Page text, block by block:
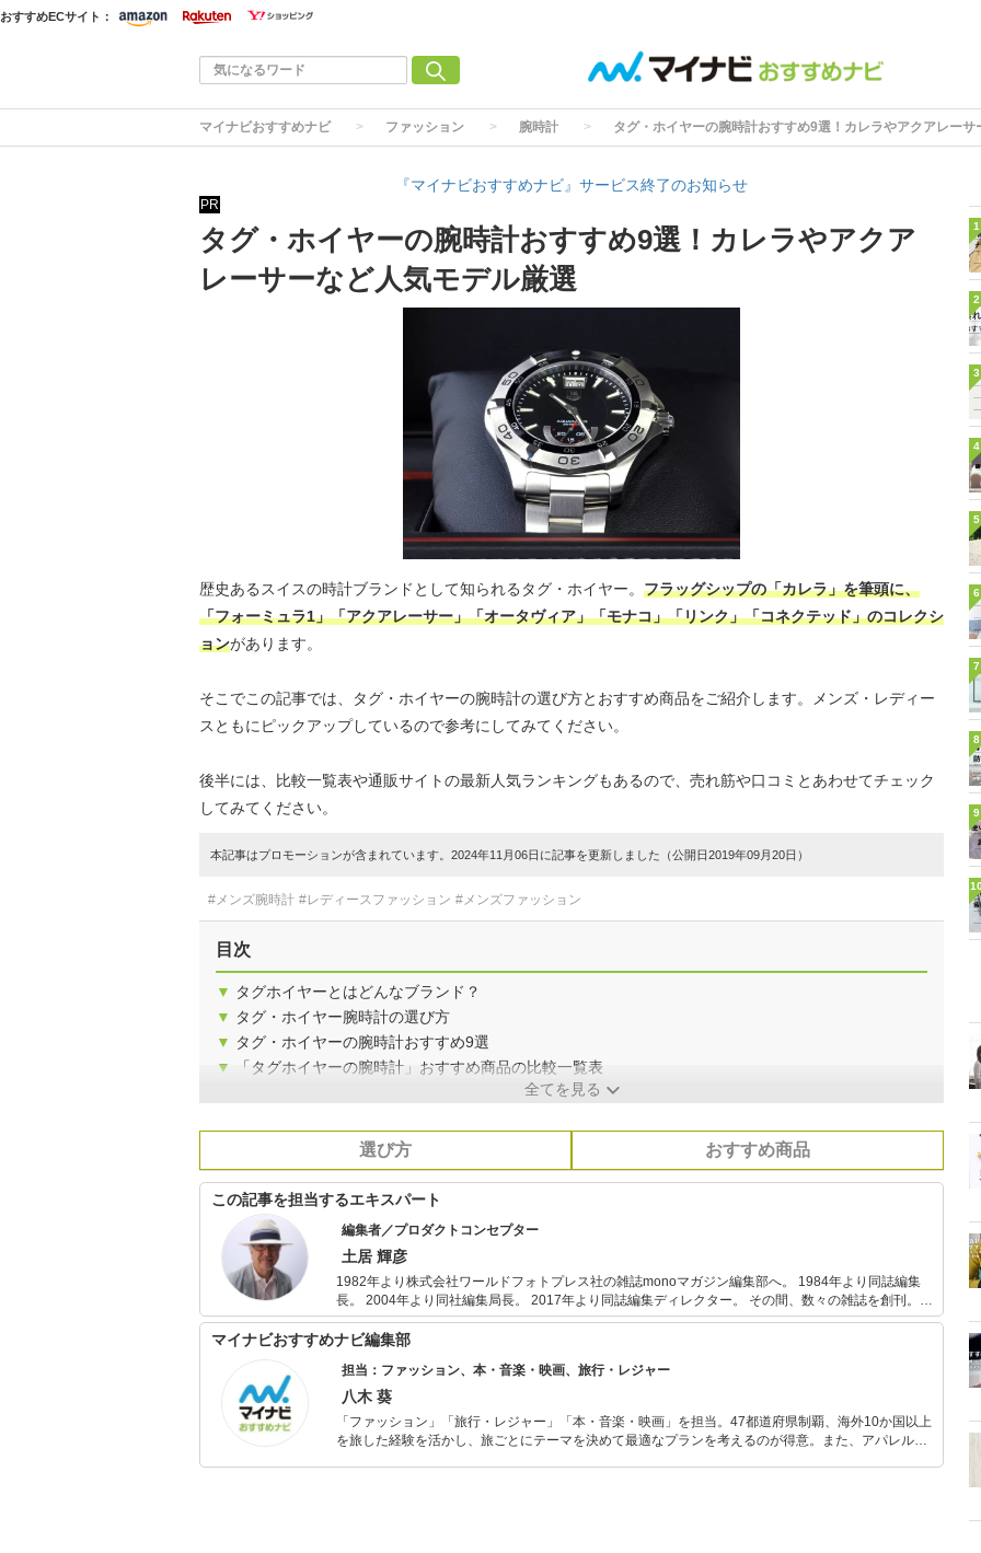
おすすめECサイト：
マイナビおすすめナビ ファッション 腕時計 タグ・ホイヤーの腕時計おすすめ9選！カレラやアクアレーサ
『マイナビおすすめナビ』サービス終了のお知らせ
PR
タグ・ホイヤーの腕時計おすすめ9選！カレラやアクア
レーサーなど人気モデル厳選
歴史あるスイスの時計ブランドとして知られるタグ・ホイヤー。 フラッグシップの「カレラ」を筆頭に、
「フォーミュラ1」「アクアレーサー」「オータヴィア」「モナコ」「リンク」「コネクテッド」のコレクシ
ョンがあります。
そこでこの記事では、タグ・ホイヤーの腕時計の選び方とおすすめ商品をご紹介します。メンズ・レディー
スともにピックアップしているので参考にしてみてください。
後半には、比較一覧表や通販サイトの最新人気ランキングもあるので、売れ筋や口コミとあわせてチェック
してみてください。
本記事はプロモーションが含まれています。2024年11月06日に記事を更新しました（公開日2019年09月20日）
#メンズ腕時計 #レディースファッション #メンズファッション
目次
▼ タグホイヤーとはどんなブランド？
▼ タグ・ホイヤー腕時計の選び方
▼ タグ・ホイヤーの腕時計おすすめ9選
▼
「タグホイヤーの腕時計」おすすめ商品の比較一覧表
全てを見る
選び方 おすすめ商品
この記事を担当するエキスパート
編集者／プロダクトコンセプター
土居 輝彦
1982年より株式会社ワールドフォトプレス社の雑誌monoマガジン編集部へ。 1984年より同誌編集
長。 2004年より同社編集局長。 2017年より同誌編集ディレクター。 その間、数々の雑誌を創刊。
FM cocoloへの情報提供、執筆・講演活動、大学講師、各自治体のアドバイザー、IDSデザインコンペ
ティション審査委員長などを現在兼任中。
マイナビおすすめナビ編集部
担当：ファッション、本・音楽・映画、旅行・レジャー
八木 葵
「ファッション」「旅行・レジャー」「本・音楽・映画」を担当。47都道府県制覇、海外10か国以上
を旅した経験を活かし、旅ごとにテーマを決めて最適なプランを考えるのが得意。また、アパレルシ
1
2
3
4
5
6
7
8
9